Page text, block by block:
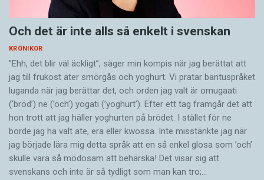
Och det är inte alls så enkelt i svenskan
KRÖNIKOR
”Ehh, det blir väl äckligt”, säger min kompis när jag berättat att
jag till frukost äter smörgås och yoghurt. Vi pratar bantuspråket
luganda när jag berättar det, och orden jag valt är omugaati
(’bröd’) ne (’och’) yogati (’yoghurt’). Efter ett tag framgår det att
hon trott att jag häller yoghurten på brödet. I stället för ne
borde jag ha valt ate, era eller kwossa. Inte misstänkte jag när
jag började lära mig detta språk att en så enkel glosa som ’och’
skulle vara så mödosam att behärska! Det visar sig att
svenskans och inte är så tydligt som man kan tro;…